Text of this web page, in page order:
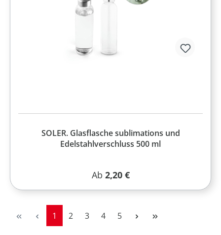
SOLER. Glasflasche sublimations und
Edelstahlverschluss 500 ml
Regulärer Preis:
Ab 2,20 €
Seite
1 Seite
2 Seite
3 Seite
4 Seite
5